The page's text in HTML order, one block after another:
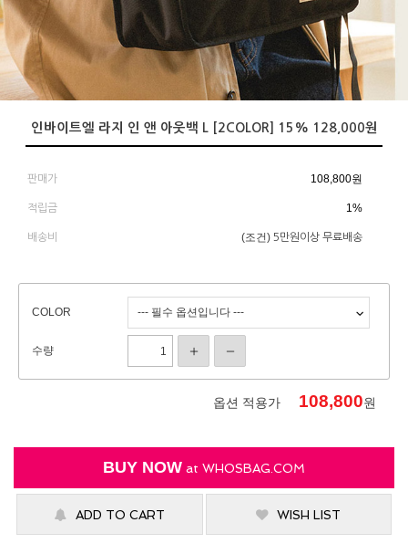
인바이트엘 라지 인 앤 아웃백 L [2COLOR] 15% 128,000원
판매가 108,800원
적립금 1%
배송비 (조건) 5만원이상 무료배송
COLOR
수량
옵션 적용가 108,800원
BUY NOW at WHOSBAG.COM
ADD TO CART WISH LIST